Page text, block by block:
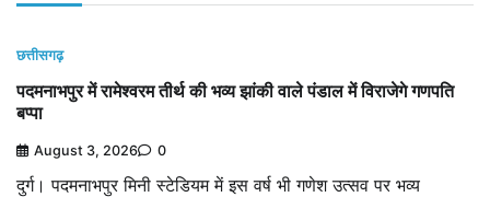
छत्तीसगढ़
पदमनाभपुर में रामेश्वरम तीर्थ की भव्य झांकी वाले पंडाल में विराजेगे गणपति
बप्पा
August 3, 2026 0
दुर्ग। पदमनाभपुर मिनी स्टेडियम में इस वर्ष भी गणेश उत्सव पर भव्य